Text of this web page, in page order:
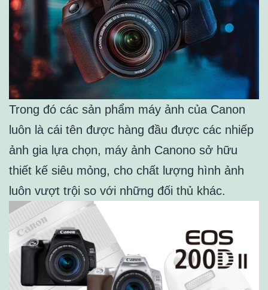
Trong đó các sản phẩm máy ảnh của Canon
luôn là cái tên được hàng đầu được các nhiếp
ảnh gia lựa chọn, máy ảnh Canono sở hữu
thiết kế siêu mỏng, cho chất lượng hình ảnh
luôn vượt trội so với những đối thủ khác.